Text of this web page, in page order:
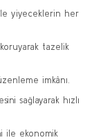
ile yiyeceklerin her
koruyarak tazelik
imkânı.
sağlayarak hızlı
ile ekonomik